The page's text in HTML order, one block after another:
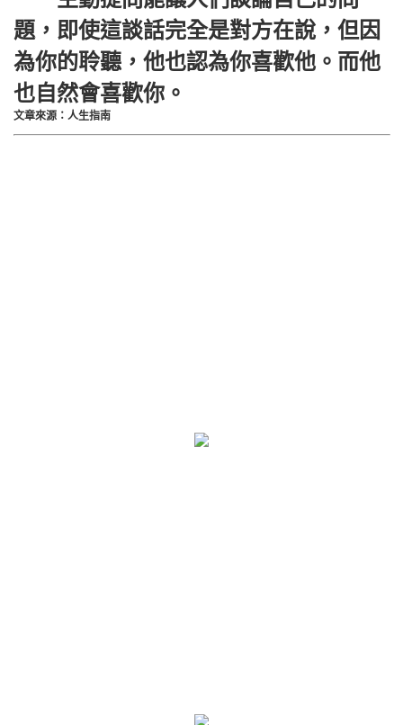
題，即使這談話完全是對方在說，但因
為你的聆聽，他也認為你喜歡他。而他
也自然會喜歡你。
文章來源：人生指南